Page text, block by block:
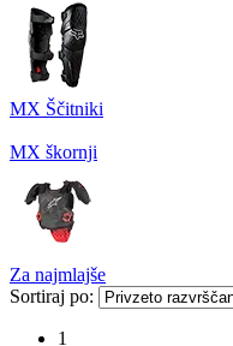
MX Ščitniki
MX škornji
Za najmlajše
Sortiraj po:
1